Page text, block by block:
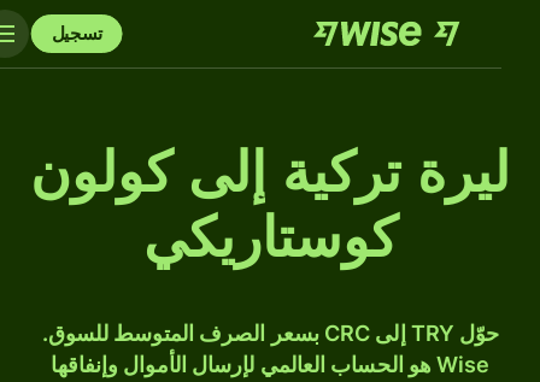
تسجيل
ليرة تركية إلى كولون
كوستاريكي
حوّل TRY إلى CRC بسعر الصرف المتوسط للسوق.
Wise هو الحساب العالمي لإرسال الأموال وإنفاقها